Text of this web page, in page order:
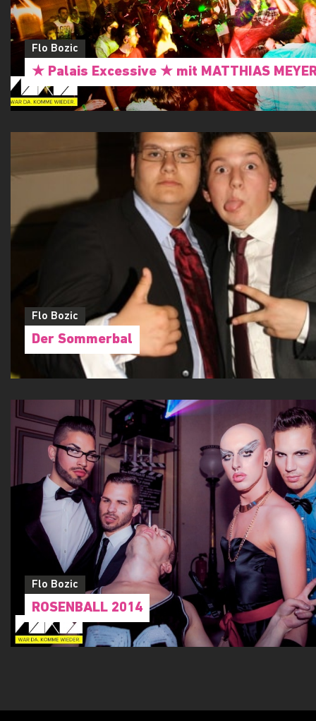
Flo Bozic
★ Palais Excessive ★ mit MATTHIAS
Flo Bozic
Der Sommerbal
Flo Bozic
ROSENBALL 2014